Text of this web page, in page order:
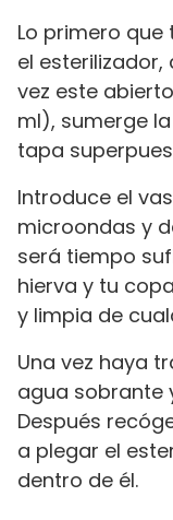
Lo primero
el esterilizador,
vez este
ml), sumerge
tapa
Introduce el
microondas y
será tiempo
hierva y tu
y limpia de
Una vez haya
agua sobrante
Después
a plegar el
dentro de él.